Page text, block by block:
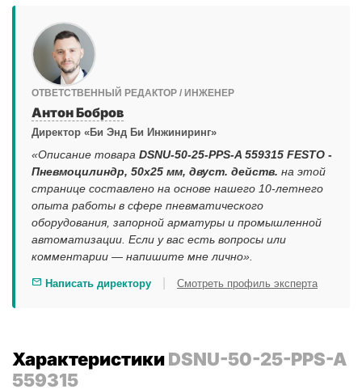
ОТВЕТСТВЕННЫЙ РЕДАКТОР / ИНЖЕНЕР
Антон Бобров
Директор «Би Энд Би Инжиниринг»
«Описание товара DSNU-50-25-PPS-A 559315 FESTO -
Пневмоцилиндр, 50x25 мм, двуст. действ. на этой
странице составлено на основе нашего 10-летнего
опыта работы в сфере пневматического
оборудования, запорной арматуры и промышленной
автоматизации. Если у вас есть вопросы или
комментарии — напишите мне лично».
Написать директору Смотреть профиль эксперта
ХарактеристикиDSNU-50-25-PPS-A
559315